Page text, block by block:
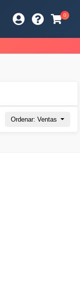
0
Ordenar: Ventas